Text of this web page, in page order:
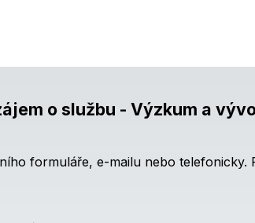
o službu - Výzkum a
formuláře, e-mailu nebo